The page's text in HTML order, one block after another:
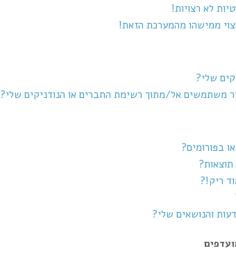
לא רצויות!
ממישהו מהמערכת הזאת!
שלי?
משתמשים אל/מתוך רשימת החברים או הנודניקים שלי?
בפורומים?
ריק!?
והנושאים שלי?